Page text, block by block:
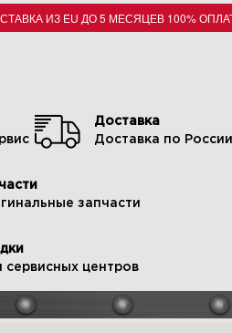
ИЗ EU ДО 5 МЕСЯЦЕВ 100%
Доставка
Доставка по России
запчасти
сервисных центров